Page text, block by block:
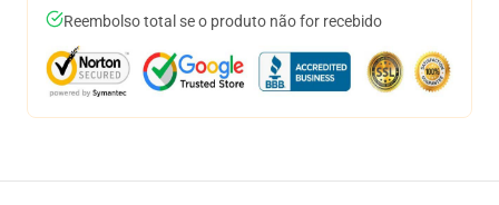
Reembolso total se o produto não for recebido